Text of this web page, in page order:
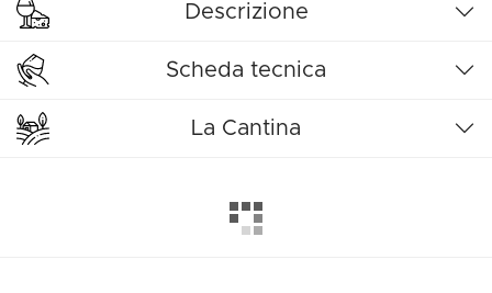
Descrizione
Scheda tecnica
La Cantina